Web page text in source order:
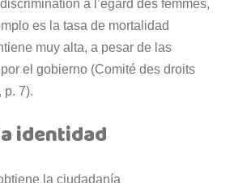
à l’égard des femmes,
es la tasa de mortalidad
muy alta, a pesar de las
el gobierno (Comité des droits
p. 7).
identidad
la ciudadanía